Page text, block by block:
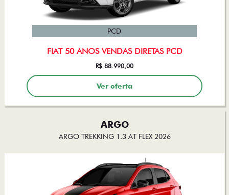
FIAT 50 ANOS VENDAS DIRETAS PCD
PCD
R$ 88.990,00
Ver oferta
ARGO
ARGO TREKKING 1.3 AT FLEX 2026